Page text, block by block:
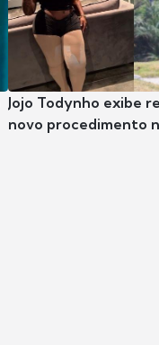
Jojo Todynho exibe
novo procedimento